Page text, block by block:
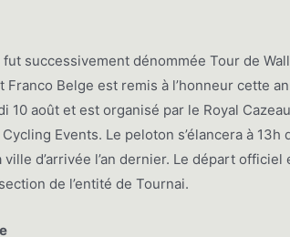
successivement dénommée Tour de
Franco Belge est remis à l’honneur cette
10 août et est organisé par le Royal
Events. Le peloton s’élancera à 13h
d’arrivée l’an dernier. Le départ
de l’entité de Tournai.